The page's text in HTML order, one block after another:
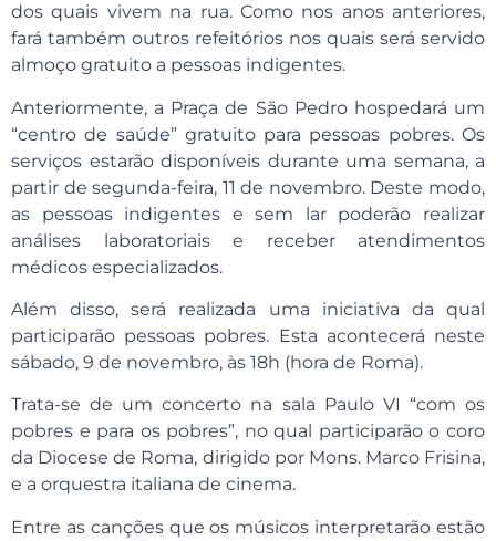
dos quais vivem na rua. Como nos anos anteriores,
fará também outros refeitórios nos quais será servido
almoço gratuito a pessoas indigentes.
Anteriormente, a Praça de São Pedro hospedará um
“centro de saúde” gratuito para pessoas pobres. Os
serviços estarão disponíveis durante uma semana, a
partir de segunda-feira, 11 de novembro. Deste modo,
as pessoas indigentes e sem lar poderão realizar
análises laboratoriais e receber atendimentos
médicos especializados.
Além disso, será realizada uma iniciativa da qual
participarão pessoas pobres. Esta acontecerá neste
sábado, 9 de novembro, às 18h (hora de Roma).
Trata-se de um concerto na sala Paulo VI “com os
pobres e para os pobres”, no qual participarão o coro
da Diocese de Roma, dirigido por Mons. Marco Frisina,
e a orquestra italiana de cinema.
Entre as canções que os músicos interpretarão estão